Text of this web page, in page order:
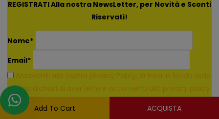
Add To Cart ACQUISTA
REGISTRATI Alla nostra NewsLetter, per Novità e Sconti
Riservati!
Nome*
Email*
Accosenti alla nostra privacy Policy, la trovi in fondo della
pagina dichiari di aver letto e acconsenti alla privacy policy
in fondo alla pagina